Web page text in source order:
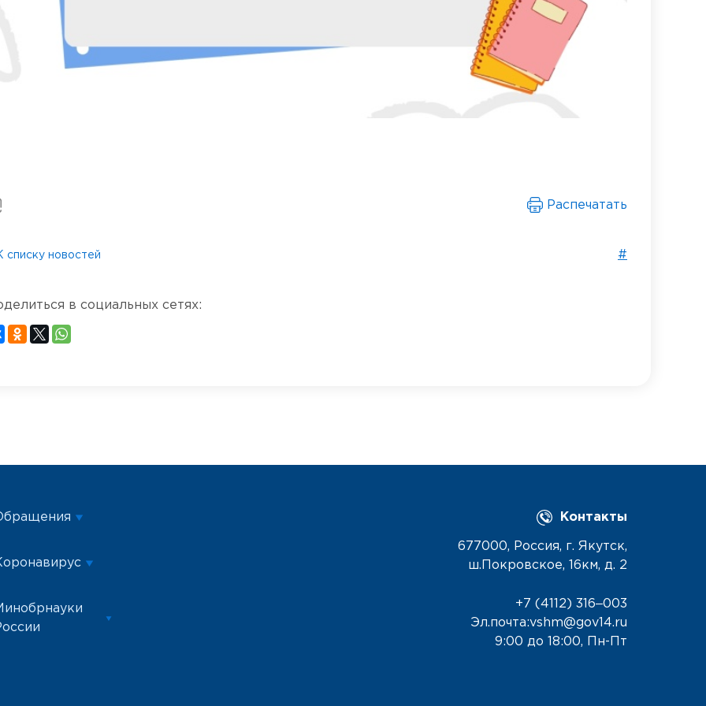
Распечатать
списку новостей #
в социальных сетях:
Контакты
677000, Россия, г. Якутск,
ш.Покровское, 16км, д. 2
+7 (4112) 316‒003
Эл.почта:vshm@gov14.ru
9:00 до 18:00, Пн-Пт